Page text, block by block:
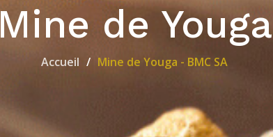
Mine de Youga
Accueil Mine de Youga - BMC SA